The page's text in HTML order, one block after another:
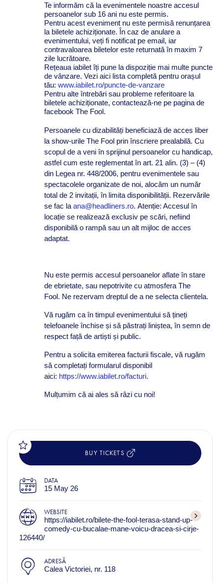
Te informăm că la evenimentele noastre accesul
persoanelor sub 16 ani nu este permis.
Pentru acest eveniment nu este permisă renunțarea
la biletele achiziționate. În caz de anulare a
evenimentului, veți fi notificat pe email, iar
contravaloarea biletelor este returnată în maxim 7
zile lucrătoare.
Rețeaua iabilet îți pune la dispoziție mai multe puncte
de vânzare. Vezi aici lista completă pentru orașul
tău: www.iabilet.ro/puncte-de-vanzare
Pentru alte întrebări sau probleme referitoare la
biletele achiziționate, contactează-ne pe pagina de
facebook The Fool.
Persoanele cu dizabilități beneficiază de acces liber
la show-urile The Fool prin înscriere prealabilă. Cu
scopul de a veni în sprijinul persoanelor cu handicap,
astfel cum este reglementat în art. 21 alin. (3) – (4)
din Legea nr. 448/2006, pentru evenimentele sau
spectacolele organizate de noi, alocăm un număr
total de 2 invitații, în limita disponibilității. Rezervările
se fac la ana@headliners.ro. Atenție: Accesul în
locație se realizează exclusiv pe scări, nefiind
disponibilă o rampă sau un alt mijloc de acces
adaptat.
Nu este permis accesul persoanelor aflate în stare
de ebrietate, sau nepotrivite cu atmosfera The
Fool. Ne rezervam dreptul de a ne selecta clientela.
Vă rugăm ca în timpul evenimentului să țineți
telefoanele închise și să păstrați liniștea, în semn de
respect față de artiști și public.
Pentru a solicita emiterea facturii fiscale, vă rugăm
să completați formularul disponibil
aici: https://www.iabilet.ro/facturi.
Mulțumim că ai ales să râzi cu noi!
BUY TICKETS
DATA
15 May 26
WEBSITE
https://iabilet.ro/bilete-the-fool-terasa-stand-up-
comedy-cu-bucalae-mane-voicu-dracea-si-cirje-
126440/
ADRESĂ
Calea Victoriei, nr. 118